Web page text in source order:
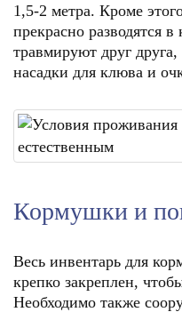
1,5-2 метра. Кроме
прекрасно разводятся
травмируют друг
насадки для клюва и
Кормушки и
Весь инвентарь для
крепко закреплен,
Необходимо также